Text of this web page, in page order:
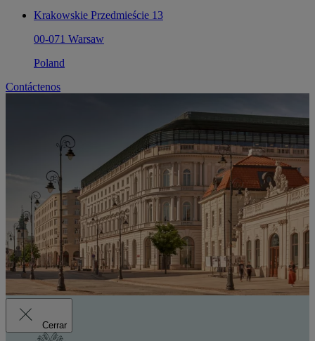
Krakowskie Przedmieście 13
00-071 Warsaw
Poland
Contáctenos
Cerrar